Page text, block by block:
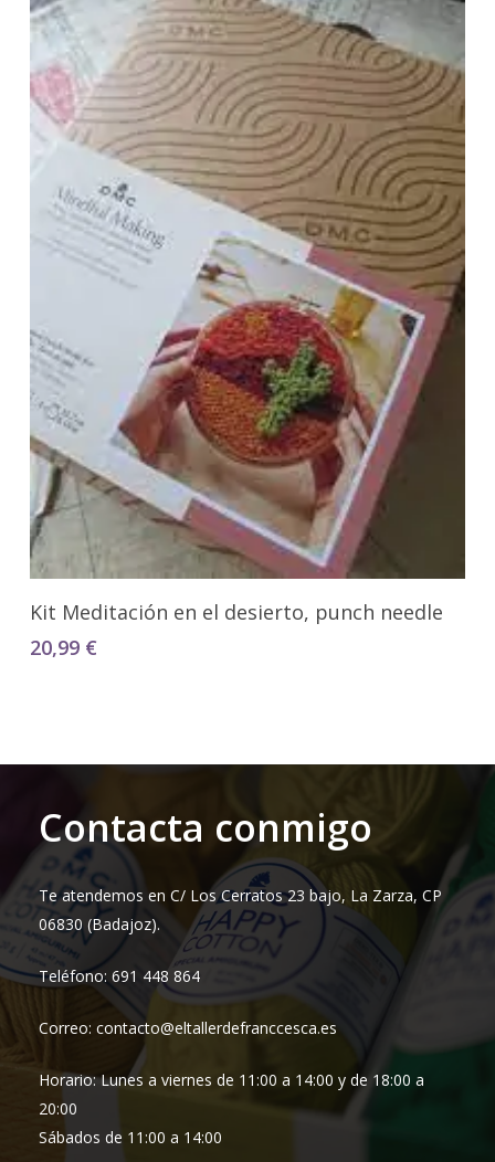
Añadir Al Carrito
Kit Meditación en el desierto, punch needle
20,99 €
Contacta conmigo
Te atendemos en C/ Los Cerratos 23 bajo, La Zarza, CP
06830 (Badajoz).
Teléfono: 691 448 864
Correo: contacto@eltallerdefranccesca.es
Horario: Lunes a viernes de 11:00 a 14:00 y de 18:00 a
20:00
Sábados de 11:00 a 14:00